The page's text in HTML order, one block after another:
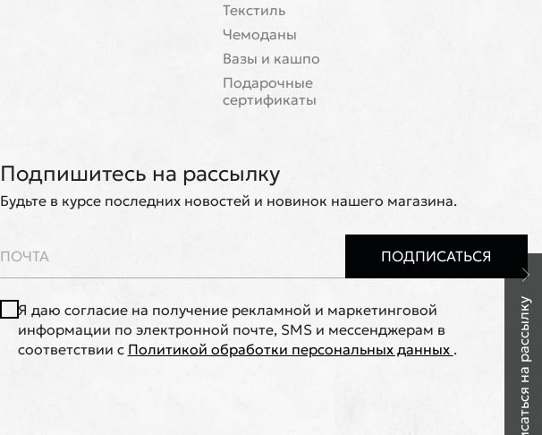
Текстиль
Чемоданы
Вазы и кашпо
Подарочные
сертификаты
Подпишитесь на рассылку
Будьте в курсе последних новостей и новинок нашего магазина.
ПОДПИСАТЬСЯ
Я даю согласие на получение рекламной и маркетинговой
информации по электронной почте, SMS и мессенджерам в
соответствии с Политикой обработки персональных данных . Подписаться на рассылку